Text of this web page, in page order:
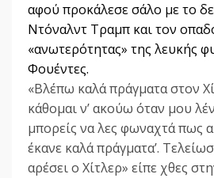
αφού προκάλεσε σάλο με το
Ντόναλντ Τραμπ και τον
«ανωτερότητας» της λευκής
Φουέντες.
«Βλέπω καλά πράγματα στον
κάθομαι ν’ ακούω όταν μου
μπορείς να λες φωναχτά πως
έκανε καλά πράγματα’.
αρέσει ο Χίτλερ» είπε χθες